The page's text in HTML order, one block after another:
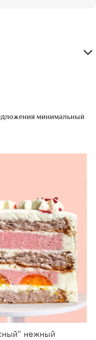
минимальный
нежный